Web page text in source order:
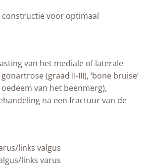
constructie voor optimaal
van het mediale of laterale
(graad II-III), ‘bone bruise’
van het beenmerg),
na een fractuur van de
links valgus
links varus